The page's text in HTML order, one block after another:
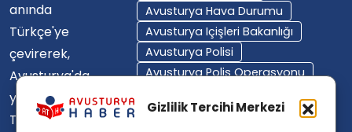
Gizlilik Tercihi Merkezi
anında
Türkçe'ye
çevirerek,
Avusturya'da
yaşayan
Türklerin ülke
Avusturya Hava Durumu
Avusturya Içişleri Bakanlığı
Avusturya Polisi
Avusturya Polis Operasyonu
Avusturya Sağlık Sistemi